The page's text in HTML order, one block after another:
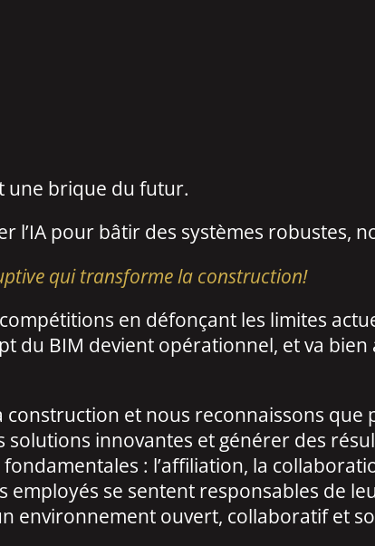
une brique du futur.
l’IA pour bâtir des systèmes robustes,
qui transforme la construction!
en défonçant les limites
du BIM devient opérationnel, et va
construction et nous reconnaissons
innovantes et générer des
: l’affiliation, la
se sentent responsables de
environnement ouvert, collaboratif et